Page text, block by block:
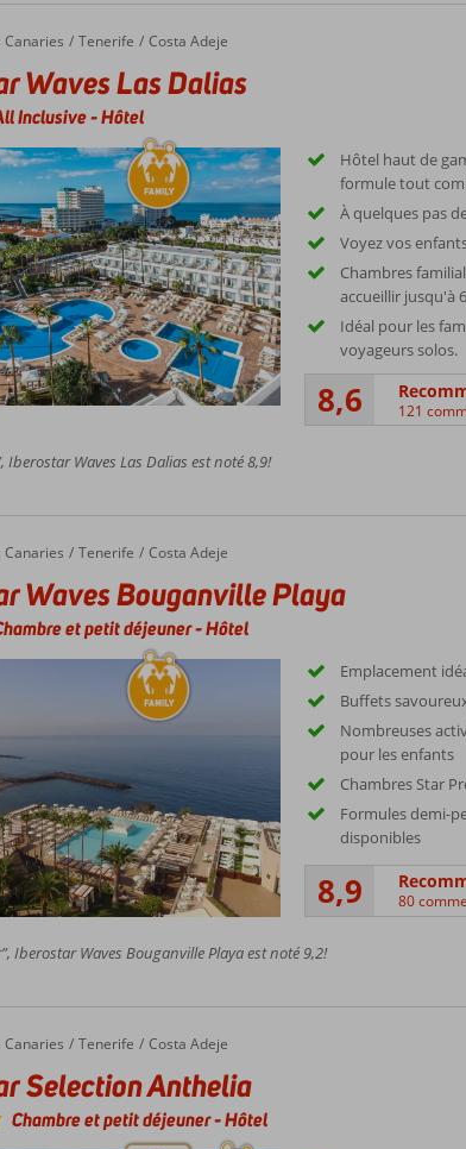
Canaries Tenerife Costa Adeje
Waves Las Dalias
Inclusive-Hôtel
Hôtel haut de
formule tout
À quelques pas
Voyez vos
Chambres
accueillir jusqu'à
Idéal pour les
voyageurs solos.
8,6 121
Iberostar Waves Las Dalias est noté 8,9!
Canaries Tenerife Costa Adeje
Waves Bouganville Playa
et petit déjeuner-Hôtel
Emplacement
Buffets
Nombreuses
pour les enfants
Chambres Star
Formules demi-
disponibles
8,9 80
Iberostar Waves Bouganville Playa est noté 9,2!
Canaries Tenerife Costa Adeje
Selection Anthelia
Chambre et petit déjeuner-Hôtel